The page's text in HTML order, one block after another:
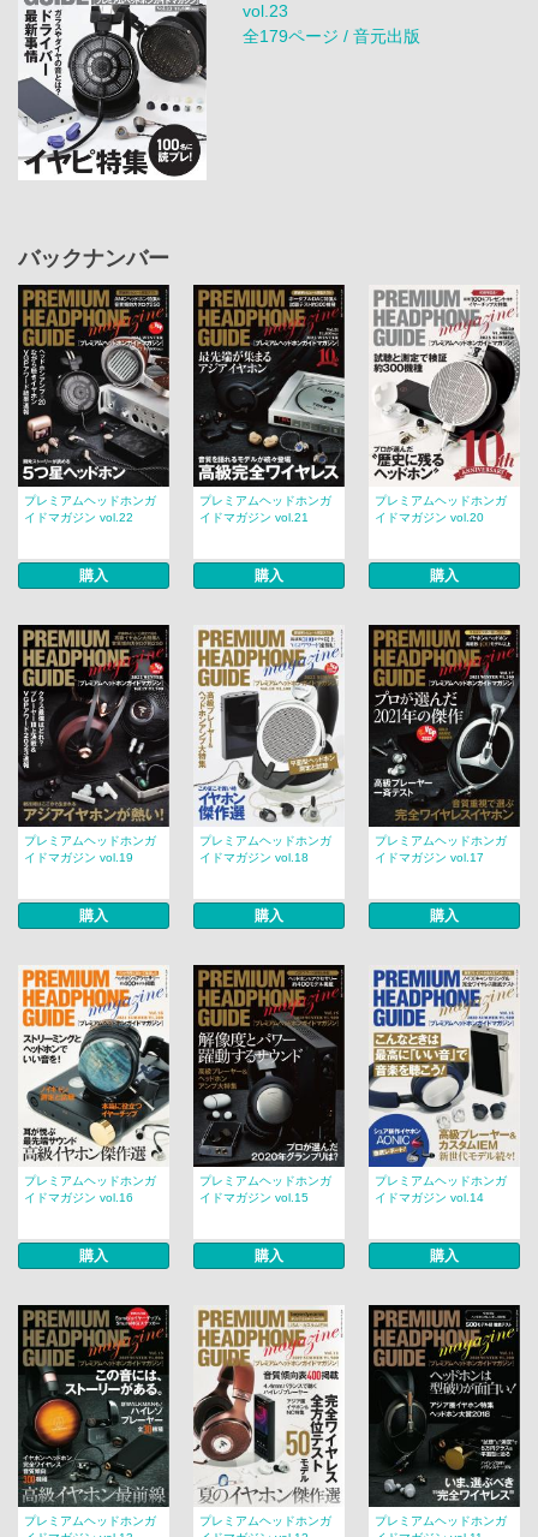
vol.23
全179ページ / 音元出版
バックナンバー
プレミアムヘッドホンガ
イドマガジン vol.22
購入
プレミアムヘッドホンガ
イドマガジン vol.21
購入
プレミアムヘッドホンガ
イドマガジン vol.20
購入
プレミアムヘッドホンガ
イドマガジン vol.19
購入
プレミアムヘッドホンガ
イドマガジン vol.18
購入
プレミアムヘッドホンガ
イドマガジン vol.17
購入
プレミアムヘッドホンガ
イドマガジン vol.16
購入
プレミアムヘッドホンガ
イドマガジン vol.15
購入
プレミアムヘッドホンガ
イドマガジン vol.14
購入
プレミアムヘッドホンガ
プレミアムヘッドホンガ
プレミアムヘッドホンガ